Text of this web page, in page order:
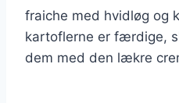
fraiche med hvidløg og
kartoflerne er færdige,
dem med den lækre